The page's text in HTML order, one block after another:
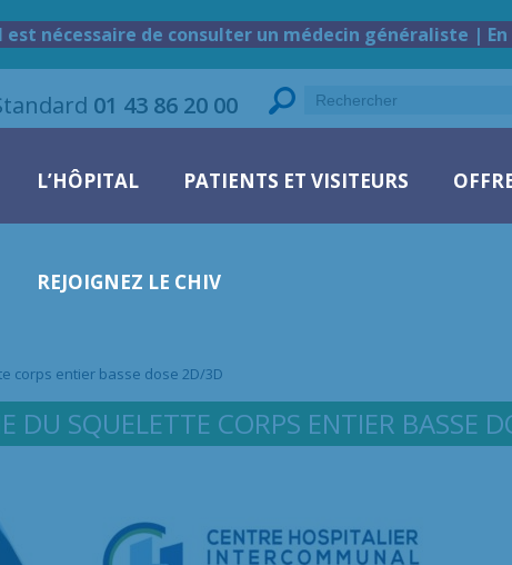
nécessaire de consulter un médecin généraliste | En
01 43 86 20 00
L’HÔPITAL PATIENTS ET VISITEURS
REJOIGNEZ LE CHIV
corps entier basse dose 2D/3D
DU SQUELETTE CORPS ENTIER BASSE